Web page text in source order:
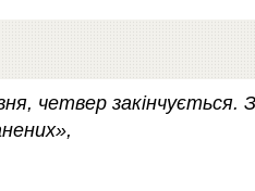
четвер закінчується.